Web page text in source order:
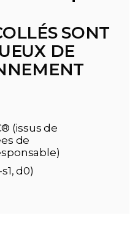
SONT
DE
(issus de
de
d0)